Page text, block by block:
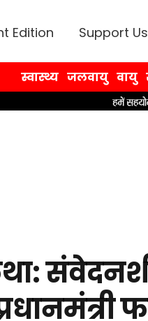
Edition Support Us
स्वास्थ्य जलवायु वायु